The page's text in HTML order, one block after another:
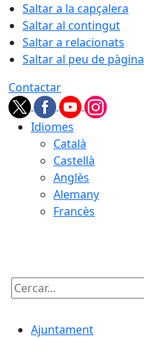
Saltar a la capçalera
Saltar al contingut
Saltar a relacionats
Saltar al peu de pàgina
Contactar
Idiomes
Català
Castellà
Anglès
Alemany
Francès
Cercar:
Ajuntament